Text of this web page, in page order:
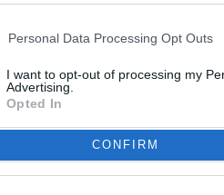
Personal Data Processing Opt Outs
I want to opt-out of processing my
Advertising.
Opted In
CONFIRM